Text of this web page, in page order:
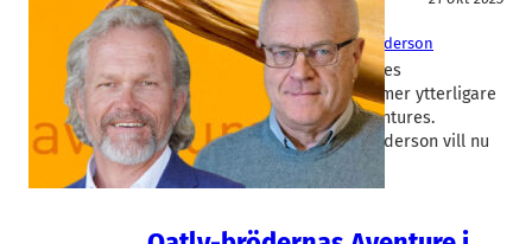
Aventure, Öste Ventures
Björn Öste, Olof Böök, Simon Henderson
Med konkursen i bröderna Östes
forskningsbolag Aventure kommer ytterligare
en konkurs – i bolaget Öste Ventures.
Konkursförvaltaren Simon Henderson vill nu
hitta nya huvudägare som…